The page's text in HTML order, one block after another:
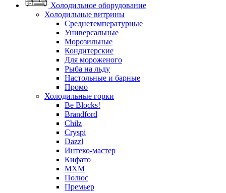
Холодильное оборудование
Холодильные витрины
Среднетемпературные
Универсальные
Морозильные
Кондитерские
Для мороженого
Рыба на льду
Настольные и барные
Промо
Холодильные горки
Be Blocks!
Brandford
Chilz
Cryspi
Dazzl
Интеко-мастер
Кифато
МХМ
Полюс
Премьер